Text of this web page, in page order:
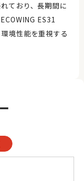
ており、長期間に
ES31
境性能を重視する